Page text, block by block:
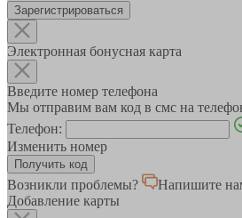
Зарегистрироваться
Электронная бонусная карта
Введите номер телефона
Мы отправим вам код в смс на
Телефон:
Изменить номер
Возникли проблемы?
Напишите
Добавление карты